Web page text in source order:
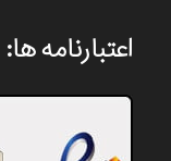
اعتبارنامه ها: